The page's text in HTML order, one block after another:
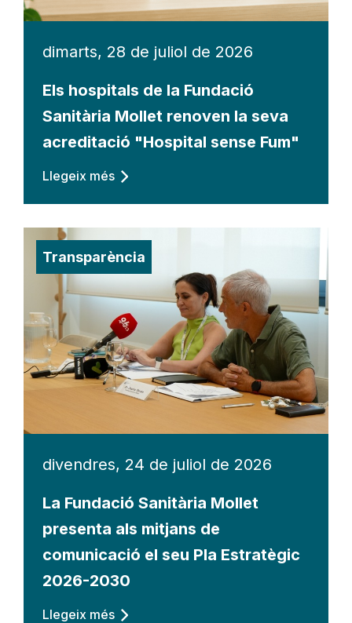
dimarts, 28 de juliol de 2026
Els hospitals de la Fundació
Sanitària Mollet renoven la seva
acreditació "Hospital sense Fum"
Llegeix més
Transparència
divendres, 24 de juliol de 2026
La Fundació Sanitària Mollet
presenta als mitjans de
comunicació el seu Pla Estratègic
2026-2030
Llegeix més